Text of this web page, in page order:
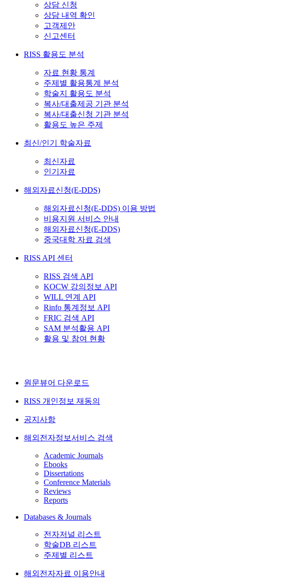
상담 신청
상담 내역 확인
고객제안
신고센터
RISS 활용도 분석
자료 현황 통계
주제별 활용통계 분석
학술지 활용도 분석
복사/대출제공 기관 분석
복사/대출신청 기관 분석
활용도 높은 주제
최신/인기 학술자료
최신자료
인기자료
해외자료신청(E-DDS)
해외자료신청(E-DDS) 이용 방법
비용지원 서비스 안내
해외자료신청(E-DDS)
중국대학 자료 검색
RISS API 센터
RISS 검색 API
KOCW 강의정보 API
WILL 연계 API
Rinfo 통계정보 API
FRIC 검색 API
SAM 분석활용 API
활용 및 참여 현황
원문뷰어 다운로드
RISS 개인정보 재동의
공지사항
해외전자정보서비스 검색
Academic Journals
Ebooks
Dissertations
Conference Materials
Reviews
Reports
Databases & Journals
전자저널 리스트
학술DB 리스트
주제별 리스트
해외전자자료 이용안내